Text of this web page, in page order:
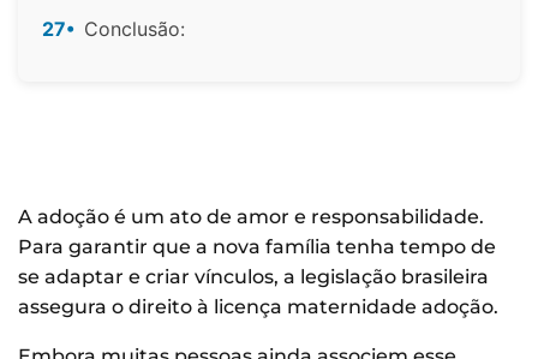
27• Conclusão:
A adoção é um ato de amor e responsabilidade.
Para garantir que a nova família tenha tempo de
se adaptar e criar vínculos, a legislação brasileira
assegura o direito à licença maternidade adoção.